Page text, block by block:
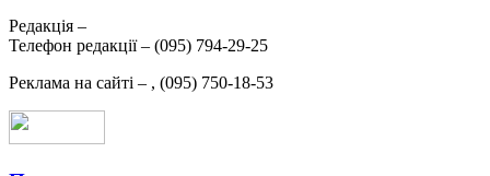
Редакція –
Телефон редакції – (095) 794-29-25
Реклама на сайті – , (095) 750-18-53